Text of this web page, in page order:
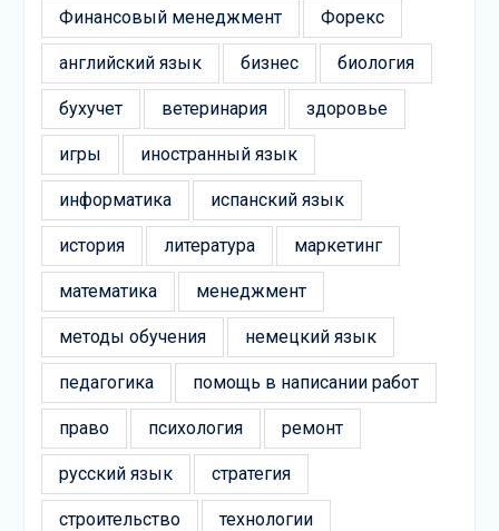
Финансовый менеджмент Форекс
английский язык бизнес биология
бухучет ветеринария здоровье
игры иностранный язык
информатика испанский язык
история литература маркетинг
математика менеджмент
методы обучения немецкий язык
педагогика помощь в написании работ
право психология ремонт
русский язык стратегия
строительство технологии